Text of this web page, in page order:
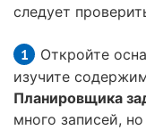
следует
Откройте
изучите
Планировщика
много записей,